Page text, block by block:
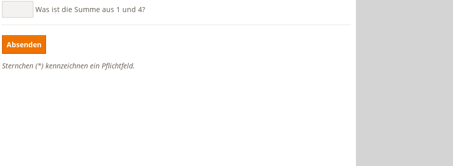
Was ist die Summe aus 1 und 4?
Sternchen (*) kennzeichnen ein Pflichtfeld.